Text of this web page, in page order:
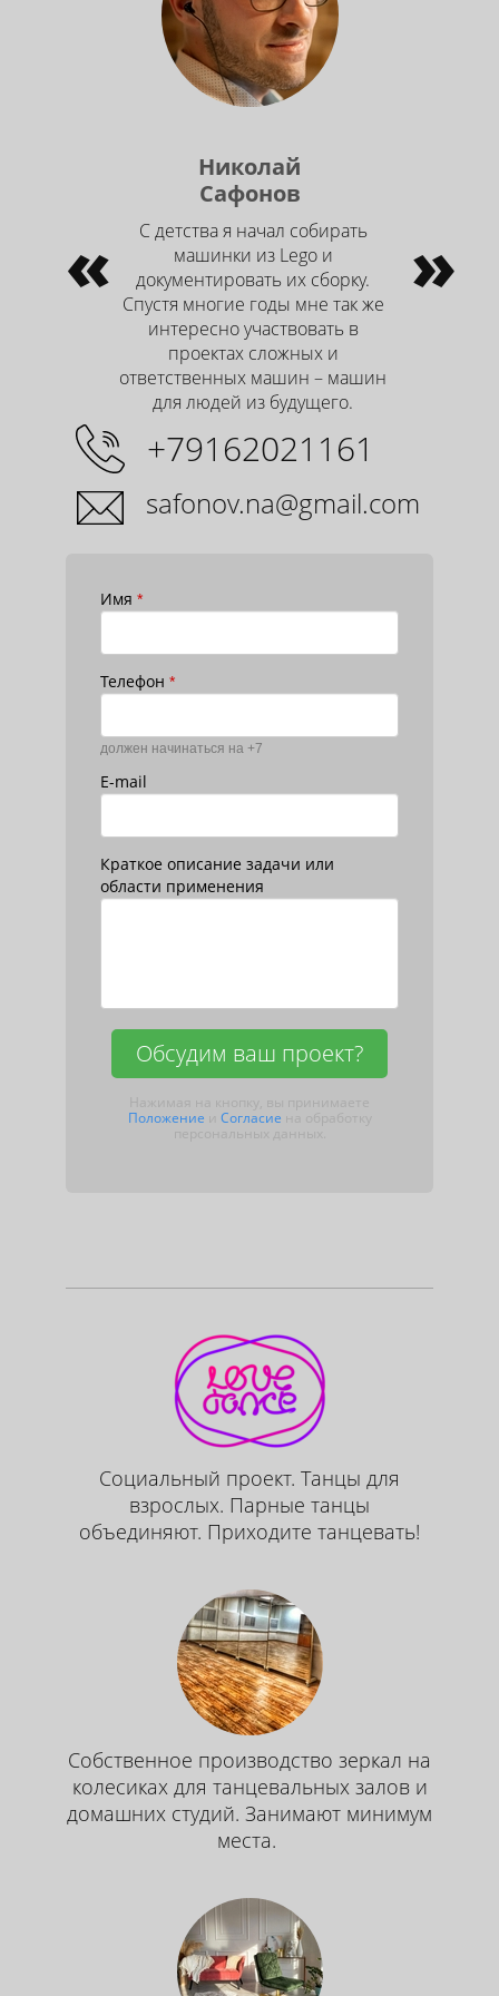
Николай
Сафонов
«
С детства я начал собирать
машинки из Lego и
документировать их сборку.
Спустя многие годы мне так же
интересно участвовать в
проектах сложных и
ответственных машин – машин
для людей из будущего.
»
+79162021161
safonov.na@gmail.com
Имя *
Телефон *
должен начинаться на +7
E-mail
Краткое описание задачи или
области применения
Обсудим ваш проект?
Нажимая на кнопку, вы принимаете
Положение и Согласие на обработку
Социальный проект. Танцы для
взрослых. Парные танцы
объединяют. Приходите танцевать!
Собственное производство зеркал на
колесиках для танцевальных залов и
домашних студий. Занимают минимум
места.